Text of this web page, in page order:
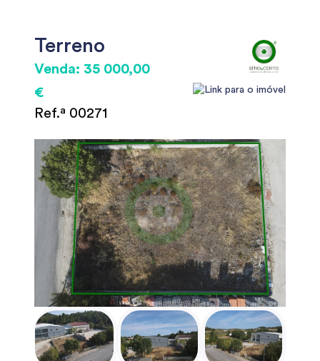
Terreno
Venda: 35 000,00
€
Ref.ª 00271